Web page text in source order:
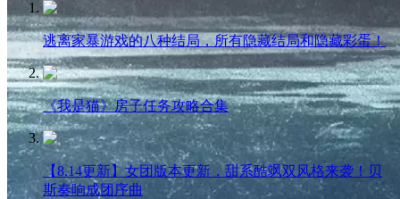
逃离家暴游戏的八种结局，所有隐藏结局和隐藏彩蛋！
《我是猫》房子任务攻略合集
【8.14更新】女团版本更新，甜系酷飒双风格来袭！贝
斯奏响成团序曲